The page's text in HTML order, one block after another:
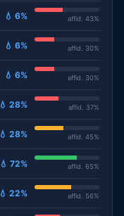
💧 6% affid. 43%
💧 6% affid. 30%
💧 6% affid. 30%
💧 28% affid. 37%
💧 28% affid. 45%
💧 72% affid. 65%
💧 22% affid. 56%